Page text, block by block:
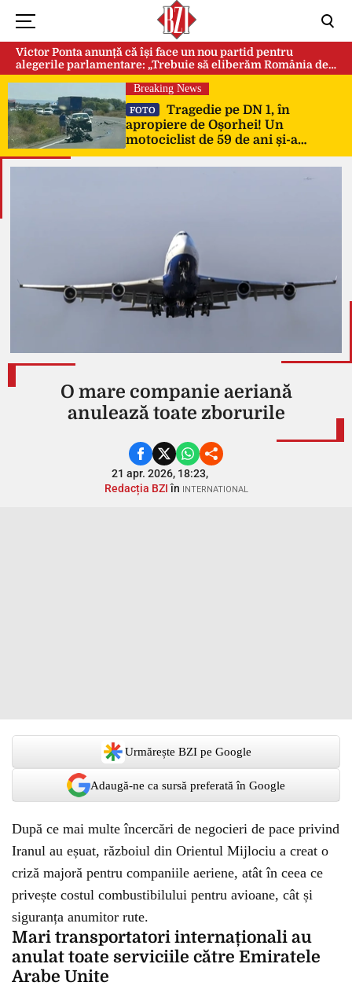
Victor Ponta anunță că își face un nou partid pentru
alegerile parlamentare: „Trebuie să eliberăm România de
această sectă globalistă”
Breaking News
FOTO
Tragedie pe DN 1, în
apropiere de Oșorhei! Un
motociclist de 59 de ani și-a
pierdut viața după impactul cu
două mașini!
O mare companie aeriană
anulează toate zborurile
21 apr. 2026, 18:23,
Redacția BZIîn INTERNATIONAL
Urmărește BZI pe Google
Adaugă-ne ca sursă preferată în Google
După ce mai multe încercări de negocieri de pace privind
Iranul au eșuat, războiul din Orientul Mijlociu a creat o
criză majoră pentru companiile aeriene, atât în ceea ce
privește costul combustibilului pentru avioane, cât și
siguranța anumitor rute.
Mari transportatori internaționali au
anulat toate serviciile către Emiratele
Arabe Unite